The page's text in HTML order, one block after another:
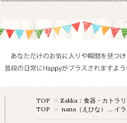
TOP > Zakka：食器・カトラ
TOP
> nana（えひな） … イ